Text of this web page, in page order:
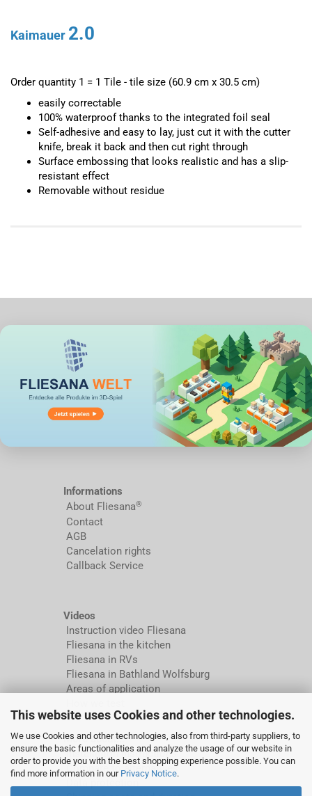
This website uses Cookies and other technologies.
We use Cookies and other technologies, also from third-party suppliers, to
ensure the basic functionalities and analyze the usage of our website in
order to provide you with the best shopping experience possible. You can
find more information in our Privacy Notice.
Kaimauer 2.0
Order quantity 1 = 1 Tile - tile size (60.9 cm x 30.5 cm)
easily correctable
100% waterproof thanks to the integrated foil seal
Self-adhesive and easy to lay, just cut it with the cutter
knife, break it back and then cut right through
Surface embossing that looks realistic and has a slip-
resistant effect
Removable without residue
Informations
About Fliesana®
Contact
AGB
Cancelation rights
Callback Service
Videos
Instruction video Fliesana
Fliesana in the kitchen
Fliesana in RVs
Fliesana in Bathland Wolfsburg
Areas of application
More about...
Installation instructions
Compare to alternatives